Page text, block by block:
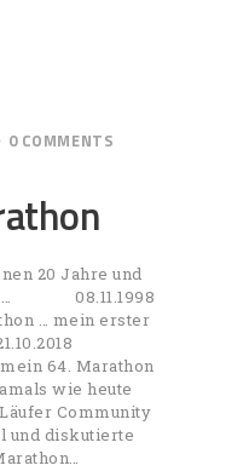
0 COMMENTS
20 Jahre und
… 08.11.1998
… mein erster
64. Marathon
wie heute
Community
und diskutierte